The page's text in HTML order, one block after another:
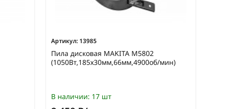
Артикул: 13985
Пила дисковая MAKITA M5802
(1050Вт,185х30мм,66мм,4900об/мин)
В наличии: 17 шт